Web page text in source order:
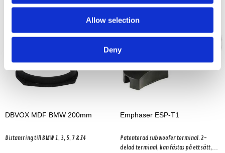
Allow selection
Deny
DBVOX MDF BMW 200mm
Distansring till BMW 1, 3, 5, 7 & Z4
Emphaser ESP-T1
Patenterad subwoofer terminal. 2-
delad terminal, kan fästas på ett sätt,